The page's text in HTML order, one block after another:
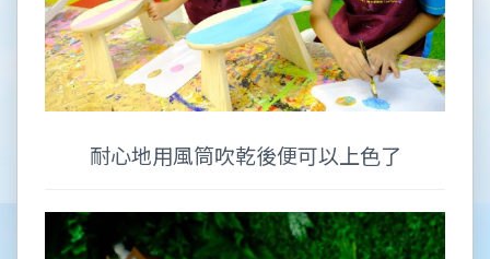
耐心地用風筒吹乾後便可以上色了